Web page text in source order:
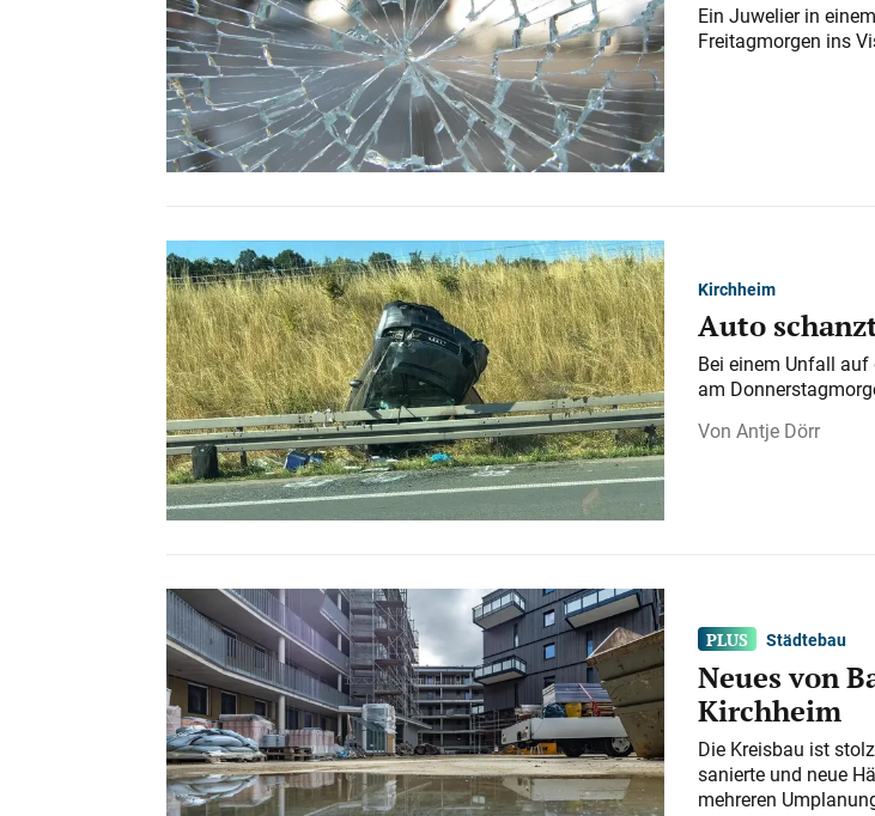
Ein Juwelier in
Freitagmorgen ins
Kirchheim
Auto
Bei einem Unfall auf
am
Antje Dörr
Städtebau
Neues von
Kirchheim
Die Kreisbau ist
sanierte und neue
mehreren